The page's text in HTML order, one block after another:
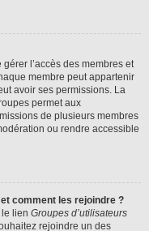
l’accès des membres et
membre peut appartenir
avoir ses permissions. La
permet aux
de plusieurs membres
ou rendre accessible
comment les rejoindre ?
lien Groupes d’utilisateurs
rejoindre un des